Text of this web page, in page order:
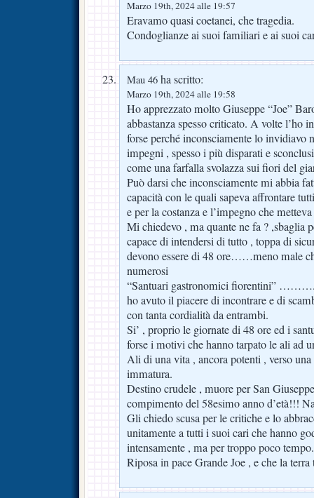
Marzo 19th, 2024 alle 19:57
Eravamo quasi coetanei, che tragedia.
Condoglianze ai suoi familiari e ai suoi
Mau 46 ha scritto:
Marzo 19th, 2024 alle 19:58
Ho apprezzato molto Giuseppe “Joe”
abbastanza spesso criticato. A volte l’ho
forse perché inconsciamente lo invidiavo
impegni , spesso i più disparati e
come una farfalla svolazza sui fiori del
Può darsi che inconsciamente mi abbia
capacità con le quali sapeva affrontare
e per la costanza e l’impegno che
Mi chiedevo , ma quante ne fa ? ,sbaglia
capace di intendersi di tutto , toppa di
devono essere di 48 ore……meno male
numerosi
“Santuari gastronomici fiorentini”
ho avuto il piacere di incontrare e di
con tanta cordialità da entrambi.
Si’ , proprio le giornate di 48 ore ed i
forse i motivi che hanno tarpato le ali ad
Ali di una vita , ancora potenti , verso
immatura.
Destino crudele , muore per San
compimento del 58esimo anno d’età!!!
Gli chiedo scusa per le critiche e lo
unitamente a tutti i suoi cari che hanno
intensamente , ma per troppo poco tempo.
Riposa in pace Grande Joe , e che la